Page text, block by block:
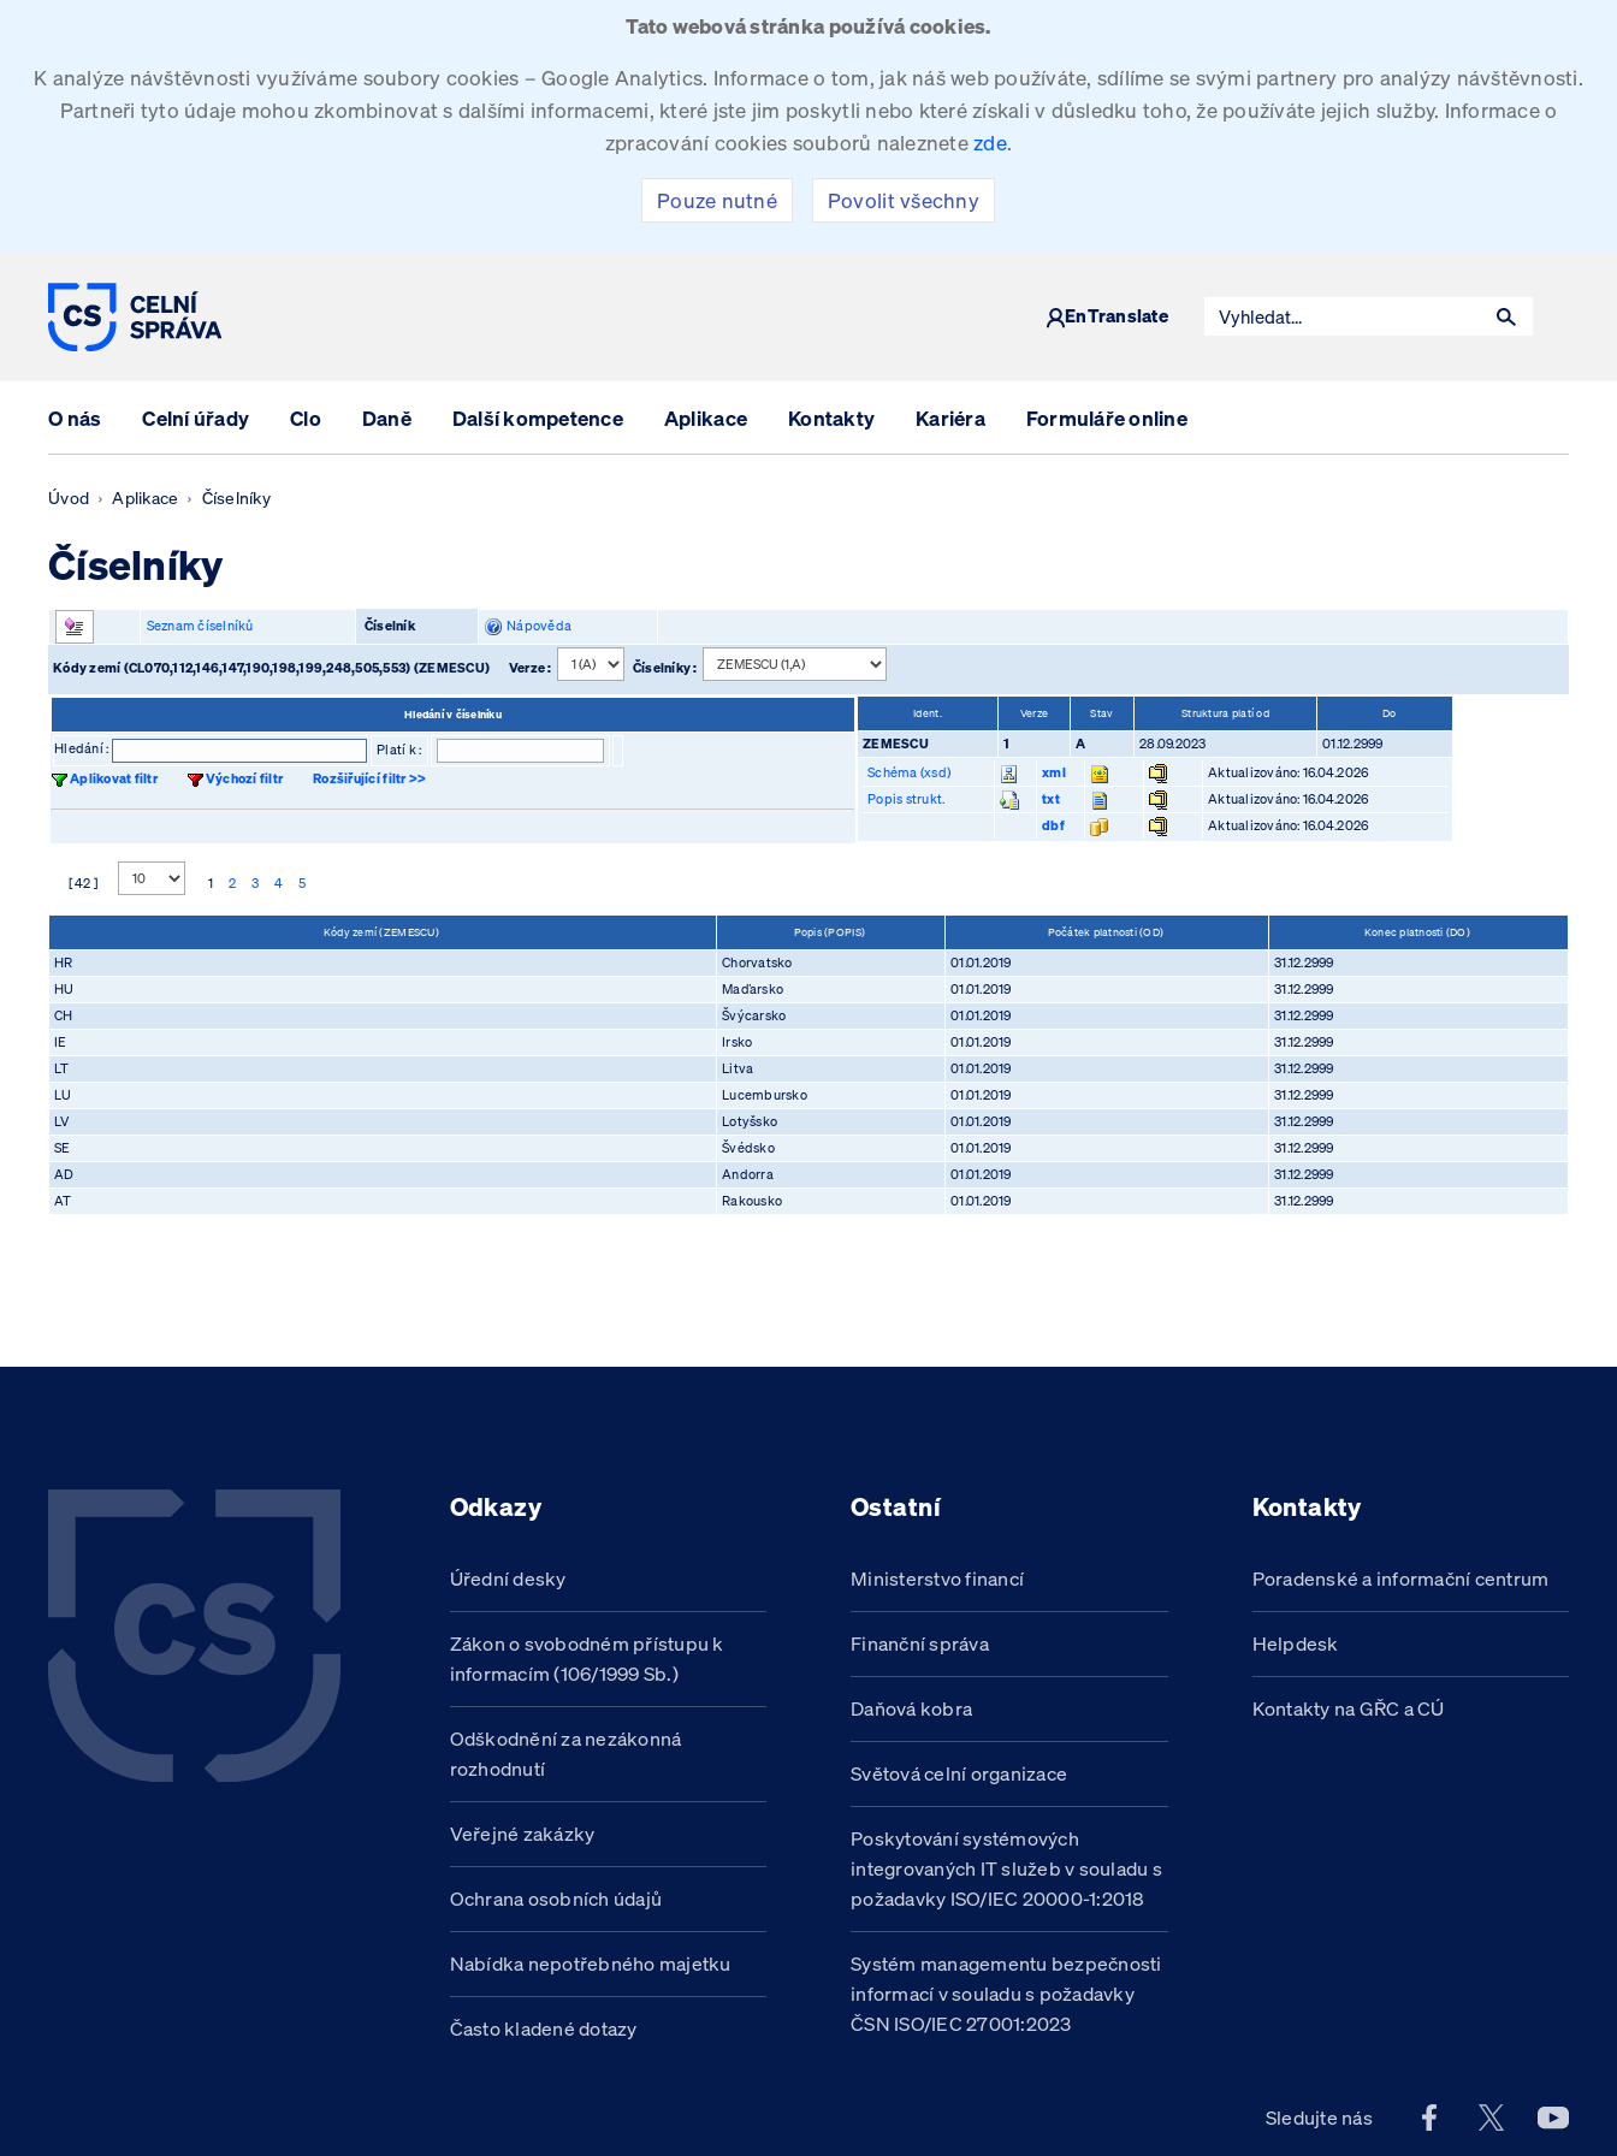
Tato webová stránka používá cookies.
K analýze návštěvnosti využíváme soubory cookies – Google Analytics. Informace o tom, jak náš web používáte, sdílíme se svými partnery pro analýzy návštěvnosti.
Partneři tyto údaje mohou zkombinovat s dalšími informacemi, které jste jim poskytli nebo které získali v důsledku toho, že používáte jejich služby. Informace o
zpracování cookies souborů naleznetezde.
Pouze nutné Povolit všechny
EnTranslate
O nás Celní úřady Clo Daně Další kompetence Aplikace Kontakty Kariéra Formuláře online
Úvod Aplikace Číselníky
Číselníky
Seznam číselníků Číselník Nápověda
Kódy zemí (CL070,112,146,147,190,198,199,248,505,553) (ZEMESCU) Verze : Číselníky :
Hledání v číselníku
Hledání :
Platí k :
Aplikovat filtr
Výchozí filtr Rozšiřující filtr >>
Ident. Verze Stav Struktura platí od Do
ZEMESCU 1 A 28.09.2023
01.12.2999
Schéma (xsd)
xml
Aktualizováno: 16.04.2026
Popis strukt.
txt
Aktualizováno: 16.04.2026
dbf
Aktualizováno: 16.04.2026
[ 42 ] 1 2 3 4 5
Kódy zemí (ZEMESCU) Popis (POPIS) Počátek platnosti (OD) Konec platnosti (DO)
HR Chorvatsko 01.01.2019
31.12.2999
HU
Maďarsko 01.01.2019
31.12.2999
CH
Švýcarsko 01.01.2019
31.12.2999
IE
Irsko 01.01.2019
31.12.2999
LT
Litva 01.01.2019
31.12.2999
LU
Lucembursko 01.01.2019
31.12.2999
LV
Lotyšsko 01.01.2019
31.12.2999
SE
Švédsko 01.01.2019
31.12.2999
AD
Andorra 01.01.2019
31.12.2999
AT
Rakousko 01.01.2019 31.12.2999
Odkazy
Úřední desky
Zákon o svobodném přístupu k
informacím (106/1999 Sb.)
Odškodnění za nezákonná
rozhodnutí
Veřejné zakázky
Ochrana osobních údajů
Nabídka nepotřebného majetku
Často kladené dotazy
Ostatní
Ministerstvo financí
Finanční správa
Daňová kobra
Světová celní organizace
Poskytování systémových
integrovaných IT služeb v souladu s
požadavky ISO/IEC 20000-1:2018
Systém managementu bezpečnosti
informací v souladu s požadavky
ČSN ISO/IEC 27001:2023
Kontakty
Poradenské a informační centrum
Helpdesk
Kontakty na GŘC a CÚ
Sledujte nás Facebook účet
X účet